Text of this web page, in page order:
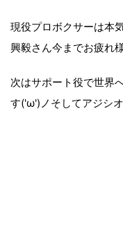
現役プロボクサーは本
興毅さん今までお疲れ
次はサポート役で世界
す('ω')ノそしてアジシ